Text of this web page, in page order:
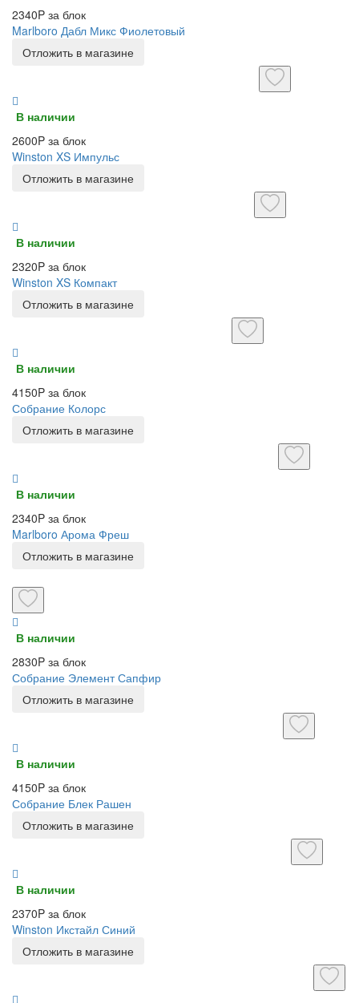
2340P за блок
Marlboro Дабл Микс Фиолетовый
Отложить в магазине
В наличии
2600P за блок
Winston XS Импульс
Отложить в магазине
В наличии
2320P за блок
Winston XS Компакт
Отложить в магазине
В наличии
4150P за блок
Собрание Колорс
Отложить в магазине
В наличии
2340P за блок
Marlboro Арома Фреш
Отложить в магазине
В наличии
2830P за блок
Собрание Элемент Сапфир
Отложить в магазине
В наличии
4150P за блок
Собрание Блек Рашен
Отложить в магазине
В наличии
2370P за блок
Winston Икстайл Синий
Отложить в магазине